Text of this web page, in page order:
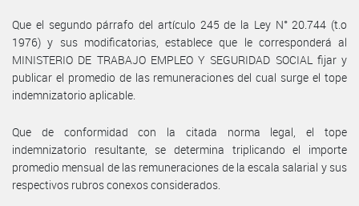
Que el segundo párrafo del artículo 245 de la Ley N° 20.744 (t.o
1976) y sus modificatorias, establece que le corresponderá al
MINISTERIO DE TRABAJO EMPLEO Y SEGURIDAD SOCIAL fijar y
publicar el promedio de las remuneraciones del cual surge el tope
indemnizatorio aplicable.
Que de conformidad con la citada norma legal, el tope
indemnizatorio resultante, se determina triplicando el importe
promedio mensual de las remuneraciones de la escala salarial y sus
respectivos rubros conexos considerados.